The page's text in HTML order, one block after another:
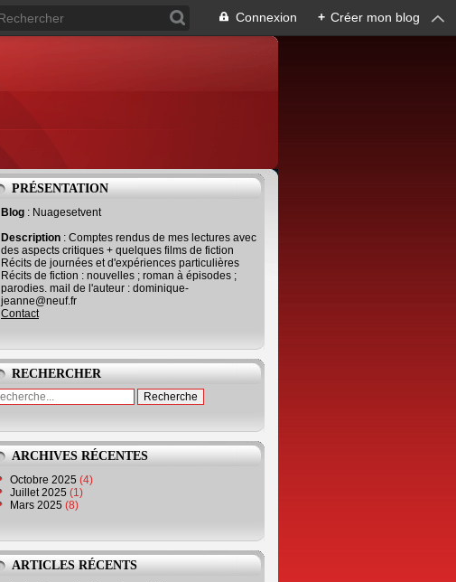
Connexion + Créer mon blog
PRÉSENTATION
Blog : Nuagesetvent
Description : Comptes rendus de mes lectures avec
des aspects critiques + quelques films de fiction
Récits de journées et d'expériences particulières
Récits de fiction : nouvelles ; roman à épisodes ;
parodies. mail de l'auteur : dominique-
jeanne@neuf.fr
Contact
RECHERCHER
ARCHIVES RÉCENTES
Octobre 2025 (4)
Juillet 2025 (1)
Mars 2025 (8)
ARTICLES RÉCENTS